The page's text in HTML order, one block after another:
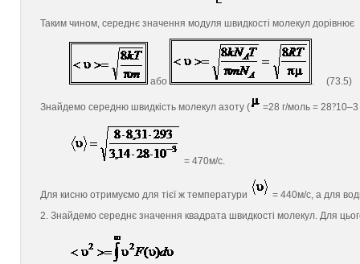
Таким чином, середнє значення модуля швидкості молекул дорівнює
або . (73.5)
Знайдемо середню швидкість молекул азоту ( =28 г/моль = 28?10–3
= 470м/с.
Для кисню отримуємо для тієї ж температури
= 440м/с, а для
2. Знайдемо середнє значення квадрата швидкості молекул. Для